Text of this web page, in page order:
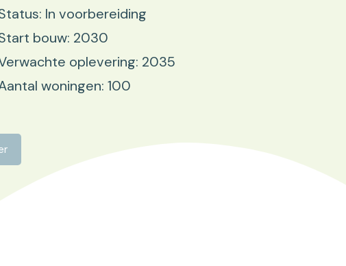
In voorbereiding
bouw: 2030
oplevering: 2035
woningen: 100